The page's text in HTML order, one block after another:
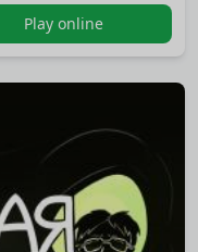
перестали верить
доказать, что
классический
оформлением и
Play online